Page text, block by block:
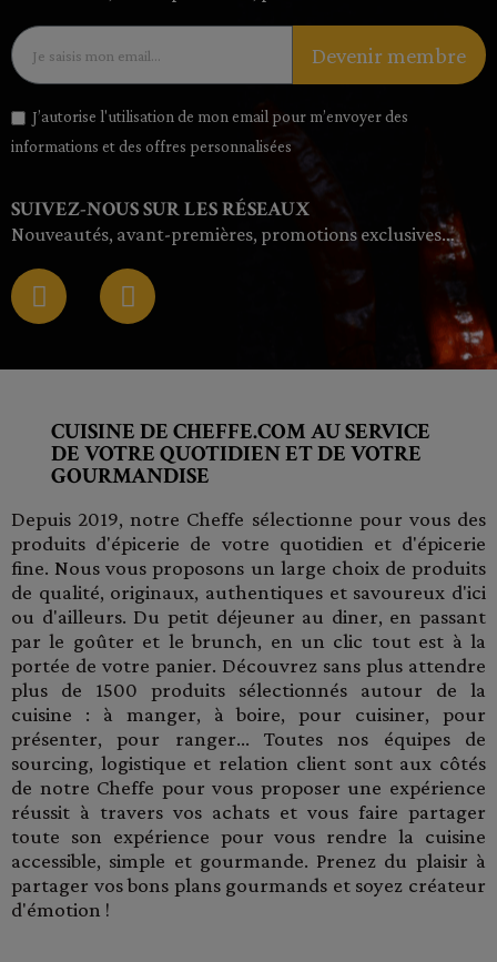
Devenir membre
J’autorise l'utilisation de mon email pour m’envoyer des
informations et des offres personnalisées
SUIVEZ-NOUS SUR LES RÉSEAUX
Nouveautés, avant-premières, promotions exclusives…
CUISINE DE CHEFFE.COM AU SERVICE
DE VOTRE QUOTIDIEN ET DE VOTRE
GOURMANDISE
Depuis 2019, notre Cheffe sélectionne pour vous des
produits d'épicerie de votre quotidien et d'épicerie
fine. Nous vous proposons un large choix de produits
de qualité, originaux, authentiques et savoureux d'ici
ou d'ailleurs. Du petit déjeuner au diner, en passant
par le goûter et le brunch, en un clic tout est à la
portée de votre panier. Découvrez sans plus attendre
plus de 1500 produits sélectionnés autour de la
cuisine : à manger, à boire, pour cuisiner, pour
présenter, pour ranger... Toutes nos équipes de
sourcing, logistique et relation client sont aux côtés
de notre Cheffe pour vous proposer une expérience
réussit à travers vos achats et vous faire partager
toute son expérience pour vous rendre la cuisine
accessible, simple et gourmande. Prenez du plaisir à
partager vos bons plans gourmands et soyez créateur
d'émotion !